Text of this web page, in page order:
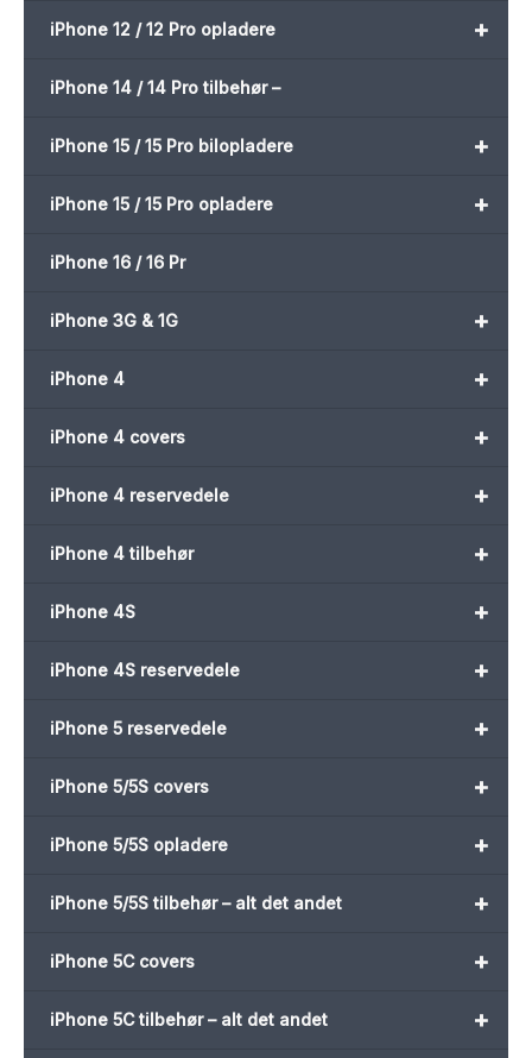
+
iPhone 12 / 12 Pro opladere
iPhone 14 / 14 Pro tilbehør –
+
iPhone 15 / 15 Pro bilopladere
+
iPhone 15 / 15 Pro opladere
iPhone 16 / 16 Pr
+
iPhone 3G & 1G
+
iPhone 4
+
iPhone 4 covers
+
iPhone 4 reservedele
+
iPhone 4 tilbehør
+
iPhone 4S
+
iPhone 4S reservedele
+
iPhone 5 reservedele
+
iPhone 5/5S covers
+
iPhone 5/5S opladere
+
iPhone 5/5S tilbehør – alt det andet
+
iPhone 5C covers
+
iPhone 5C tilbehør – alt det andet